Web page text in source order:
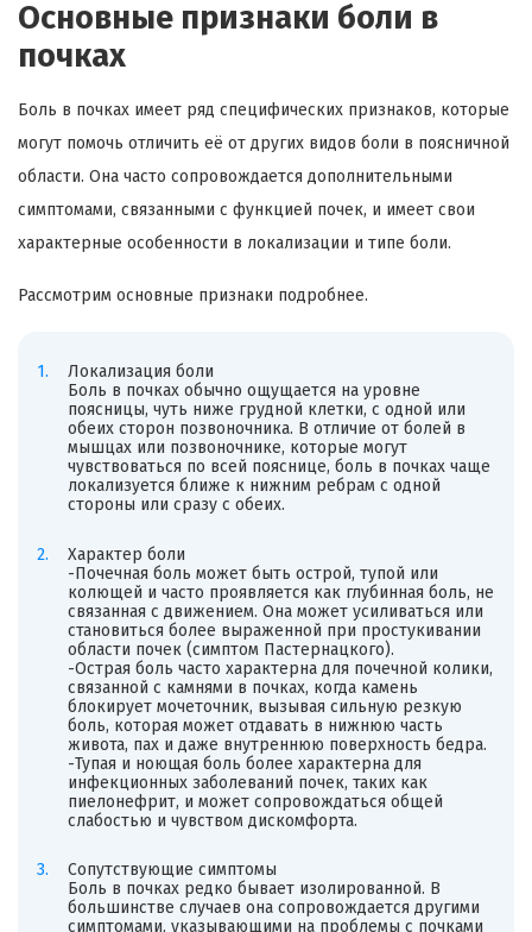
Основные признаки боли в
почках
Боль в почках имеет ряд специфических признаков, которые
могут помочь отличить её от других видов боли в поясничной
области. Она часто сопровождается дополнительными
симптомами, связанными с функцией почек, и имеет свои
характерные особенности в локализации и типе боли.
Рассмотрим основные признаки подробнее.
Локализация боли
Боль в почках обычно ощущается на уровне
поясницы, чуть ниже грудной клетки, с одной или
обеих сторон позвоночника. В отличие от болей в
мышцах или позвоночнике, которые могут
чувствоваться по всей пояснице, боль в почках чаще
локализуется ближе к нижним ребрам с одной
стороны или сразу с обеих.
Характер боли
-Почечная боль может быть острой, тупой или
колющей и часто проявляется как глубинная боль, не
связанная с движением. Она может усиливаться или
становиться более выраженной при простукивании
области почек (симптом Пастернацкого).
-Острая боль часто характерна для почечной колики,
связанной с камнями в почках, когда камень
блокирует мочеточник, вызывая сильную резкую
боль, которая может отдавать в нижнюю часть
живота, пах и даже внутреннюю поверхность бедра.
-Тупая и ноющая боль более характерна для
инфекционных заболеваний почек, таких как
пиелонефрит, и может сопровождаться общей
слабостью и чувством дискомфорта.
Сопутствующие симптомы
Боль в почках редко бывает изолированной. В
большинстве случаев она сопровождается другими
симптомами, указывающими на проблемы с почками